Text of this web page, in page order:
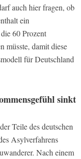
auch hier fragen, ob
ein
60 Prozent
müsste, damit diese
für Deutschland
sinkt
Teile des deutschen
Asylverfahrens
Nach einem